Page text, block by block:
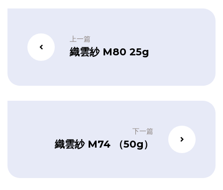
上一篇
織雲紗 M80 25g
下一篇
織雲紗 M74 （50g）